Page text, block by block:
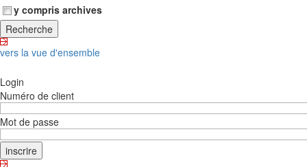
y compris archives
vers la vue d'ensemble
Login
Numéro de client
Mot de passe